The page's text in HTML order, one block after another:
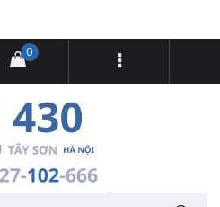
0